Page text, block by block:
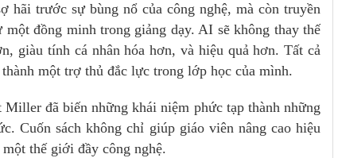
hãi trước sự bùng nổ của công nghệ, mà còn truyền
đồng minh trong giảng dạy. AI sẽ không thay thế
giàu tính cá nhân hóa hơn, và hiệu quả hơn. Tất cả
một trợ thủ đắc lực trong lớp học của mình.
đã biến những khái niệm phức tạp thành những
Cuốn sách không chỉ giúp giáo viên nâng cao hiệu
thế giới đầy công nghệ.